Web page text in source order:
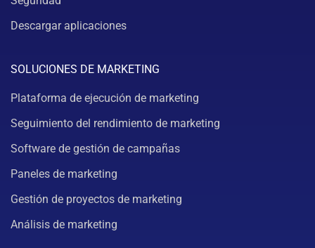
Descargar aplicaciones
SOLUCIONES DE MARKETING
Plataforma de ejecución de marketing
Seguimiento del rendimiento de marketing
Software de gestión de campañas
Paneles de marketing
Gestión de proyectos de marketing
Análisis de marketing